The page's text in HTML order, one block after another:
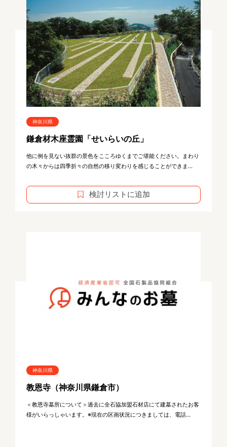
神奈川県
鎌倉材木座霊園「せいらいの丘」
他に例を見ない抜群の景色をこころゆくまでご堪能ください。まわり
の木々からは四季折々の自然の移り変わりを感じることができま...
検討リストに追加
神奈川県
教恩寺（神奈川県鎌倉市）
＜教恩寺墓所について＞過去に全石協加盟石材店にて建墓されたお客
様がいらっしゃいます。※現在の区画状況につきましては、電話...